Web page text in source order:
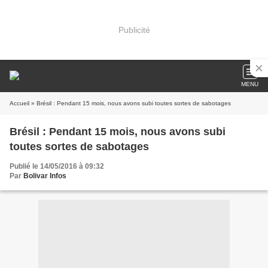
Publicité
MENU
Accueil » Brésil : Pendant 15 mois, nous avons subi toutes sortes de sabotages
Brésil : Pendant 15 mois, nous avons subi
toutes sortes de sabotages
Publié le 14/05/2016 à 09:32
Par Bolivar Infos